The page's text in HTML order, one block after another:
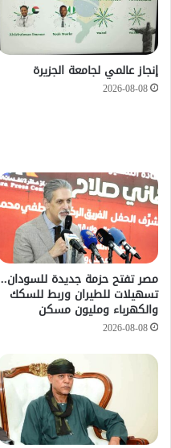
إنجاز عالمي لجامعة الجزيرة
2026-08-08
مصر تفتح حزمة جديدة للسودان..
تسهيلات للطيران وربط للسكك
والكهرباء ومليون مسكن
2026-08-08